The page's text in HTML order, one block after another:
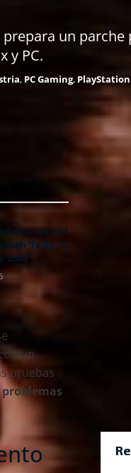
un
y PC.
, PC Gaming, PlayStation
of
Tales, la
2026
un
pruebas
problemas